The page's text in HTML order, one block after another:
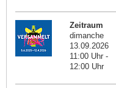
Zeitraum
dimanche
13.09.2026
11:00 Uhr -
12:00 Uhr